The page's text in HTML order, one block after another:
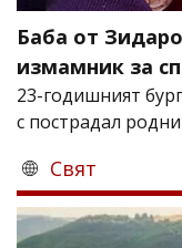
Баба от
измамник за
23-годишният
с пострадал
Свят